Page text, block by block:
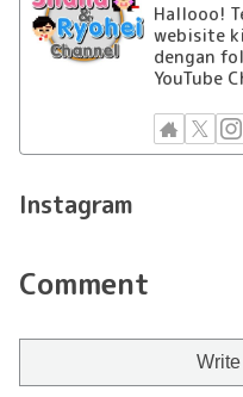
Hallooo!
webisite
dengan
YouTube
Instagram
Comment